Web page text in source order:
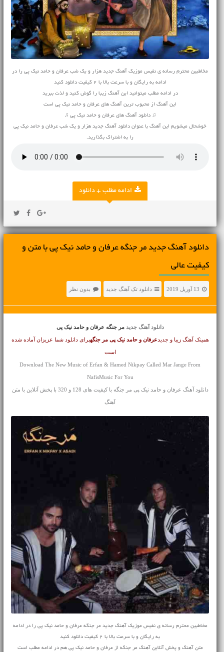
مخاطبین محترم رسانه ی نفیس موزیک آهنگ جدید هزار و یک شب عرفان و حامد نیک پی را در
ادامه به رایگان و با سرعت بالا با 2 کیفیت دانلود کنید
در ادامه مطلب میتوانید این آهنگ زیبا را گوش کنید و لذت ببرید
این آهنگ از محبوب ترین آهنگ های عرفان و حامد نیک پی است
♫ دانلود آهنگ های عرفان و حامد نیک پی ♫
خوشحال میشویم این آهنگ با عنوان دانلود آهنگ جدید هزار و یک شب عرفان و حامد نیک پی
را به اشتراک بگذارید.
ادامه مطلب + دانلود
دانلود آهنگ جديد مر جنگه عرفان و حامد نیک پی با متن و
کیفیت عالی
13 آوریل 2019 دانلود تک آهنگ جدید بدون نظر
دانلود آهنگ جدید مر جنگه عرفان و حامد نیک پی
همینک آهنگ زیبا و جدید عرفان و حامد نیک پی مر جنگهبرای دانلود شما عزیزان آماده شده
است
Download The New Music of Erfan & Hamed Nikpay Called Mar Jange From
NafisMusic For You
دانلود آهنگ عرفان و حامد نیک پی مر جنگه با کیفیت های 128 و 320 با پخش آنلاین با متن
آهنگ
مخاطبین محترم رسانه ی نفیس موزیک آهنگ جدید مر جنگه عرفان و حامد نیک پی را در ادامه
به رایگان و با سرعت بالا با 2 کیفیت دانلود کنید
متن آهنگ و پخش آنلاین آهنگ مر جنگه از عرفان و حامد نیک پی هم در ادامه مطلب است